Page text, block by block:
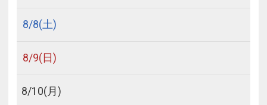
8/8(土)
8/9(日)
8/10(月)